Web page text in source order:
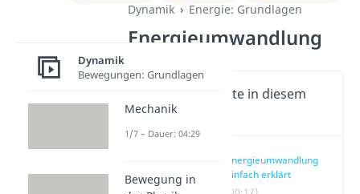
Dynamik
Energie: Grundlagen
Energieumwandlung
Wichtige Inhalte in diesem
Video
Energieumwandlung
einfach erklärt
Dynamik
Bewegungen: Grundlagen
Mechanik
1/7 – Dauer: 04:29
Bewegung in